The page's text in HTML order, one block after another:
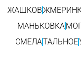
ЖАШКОВ
МАНЬКОВКА
СМЕЛАТАЛЬНОЕ